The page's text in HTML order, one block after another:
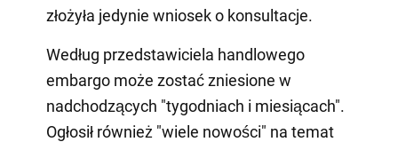
złożyła jedynie wniosek o konsultacje.
Według przedstawiciela handlowego
embargo może zostać zniesione w
nadchodzących "tygodniach i miesiącach".
Ogłosił również "wiele nowości" na temat